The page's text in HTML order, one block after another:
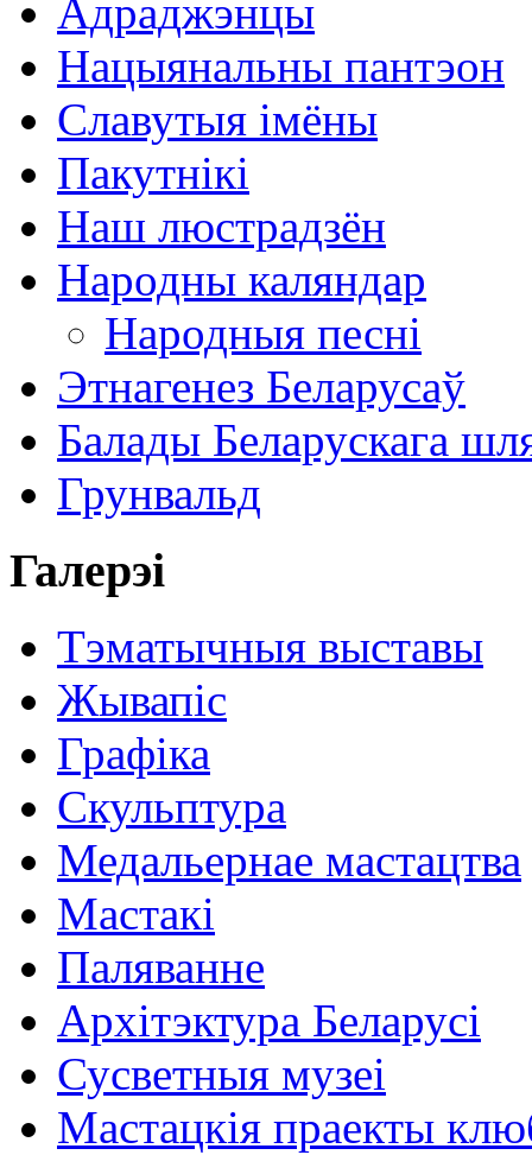
Адраджэнцы
Нацыянальны пантэон
Славутыя імёны
Пакутнікі
Наш люстрадзён
Народны каляндар
Народныя песні
Этнагенез Беларусаў
Балады Беларускага
Грунвальд
Галерэі
Тэматычныя выставы
Жывапіс
Графіка
Скульптура
Медальернае мастацтва
Мастакі
Паляванне
Архітэктура Беларусі
Сусветныя музеі
Мастацкія праекты